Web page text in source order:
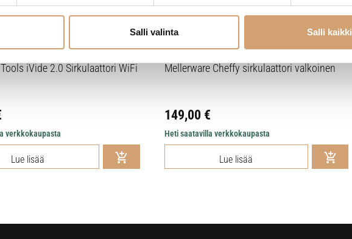
Salli valinta Salli kaikki
iVide 2.0 Sirkulaattori WiFi
verkkokaupasta
Lue lisää
Mellerware Cheffy sirkulaattori valkoinen
149,00 €
Heti saatavilla verkkokaupasta
Lue lisää